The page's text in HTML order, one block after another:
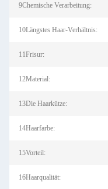
9Chemische Verarbeitung:
10Längstes Haar-Verhältnis:
11Frisur:
12Material:
13Die Haarkütze:
14Haarfarbe:
15Vorteil:
16Haarqualität: